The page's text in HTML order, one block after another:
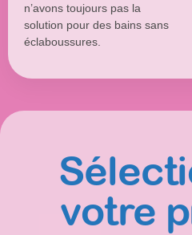
n’avons toujours pas la
solution pour des bains sans
éclaboussures.
votre